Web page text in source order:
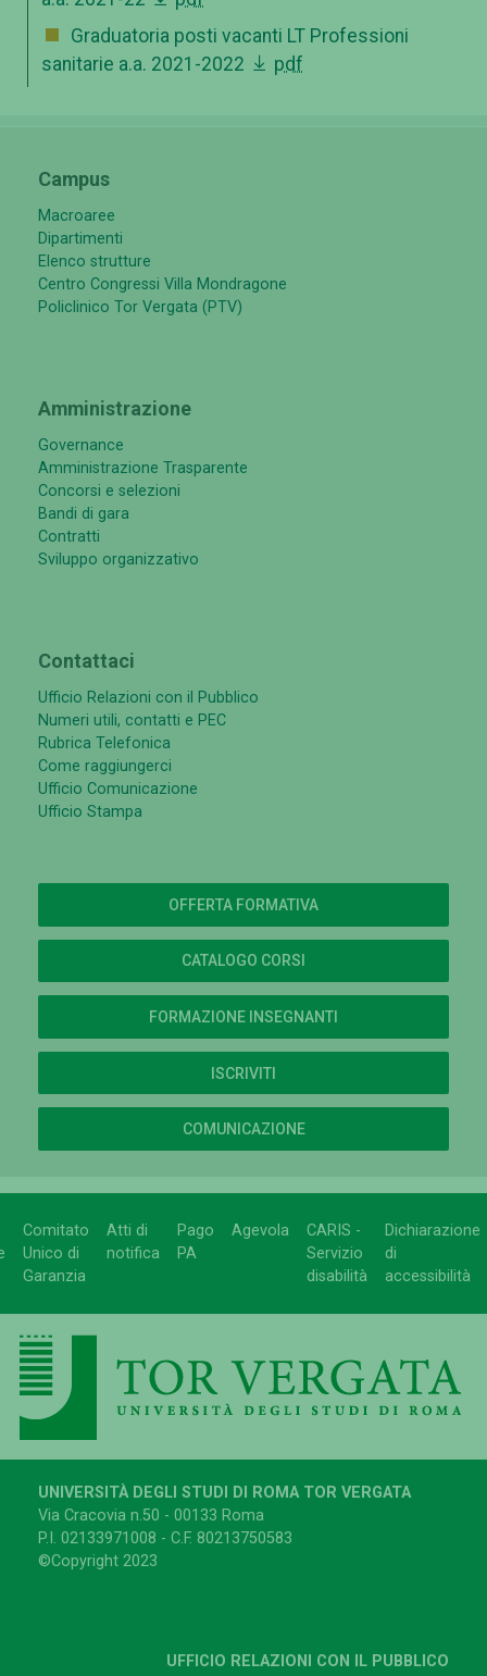
Graduatoria posti vacanti LT Professioni
sanitarie a.a. 2021-2022
pdf
Campus
Macroaree
Dipartimenti
Elenco strutture
Centro Congressi Villa Mondragone
Policlinico Tor Vergata (PTV)
Amministrazione
Governance
Amministrazione Trasparente
Concorsi e selezioni
Bandi di gara
Contratti
Sviluppo organizzativo
Contattaci
Ufficio Relazioni con il Pubblico
Numeri utili, contatti e PEC
Rubrica Telefonica
Come raggiungerci
Ufficio Comunicazione
Ufficio Stampa
OFFERTA FORMATIVA
CATALOGO CORSI
FORMAZIONE INSEGNANTI
ISCRIVITI
COMUNICAZIONE
Comitato
Unico di
Garanzia
Atti di
notifica
Pago
PA
Agevola
CARIS -
Servizio
disabilità
Dichiarazione
di
accessibilità
UNIVERSITÀ DEGLI STUDI DI ROMA TOR VERGATA
Via Cracovia n.50 - 00133 Roma
P.I. 02133971008 - C.F. 80213750583
©Copyright 2023
UFFICIO RELAZIONI CON IL PUBBLICO